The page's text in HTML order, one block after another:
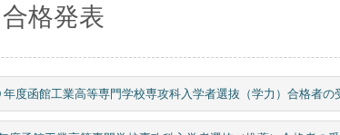
格発表
度函館工業高等専門学校専攻科入学者選抜（学力）合格者